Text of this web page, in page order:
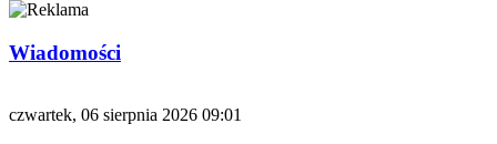
Wiadomości
czwartek, 06 sierpnia 2026 09:01